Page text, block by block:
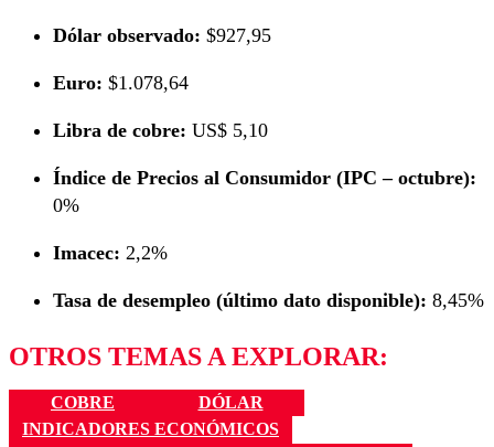
Dólar observado: $927,95
Euro: $1.078,64
Libra de cobre: US$ 5,10
Índice de Precios al Consumidor (IPC – octubre):
0%
Imacec: 2,2%
Tasa de desempleo (último dato disponible): 8,45%
OTROS TEMAS A EXPLORAR:
COBRE
DÓLAR
INDICADORES ECONÓMICOS